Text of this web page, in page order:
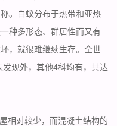
。白蚁分布于热带和亚热
种多形态、群居性而又有
，就很难继续生存。全世
现外，其他4科均有，共达
相对较少，而混凝土结构的